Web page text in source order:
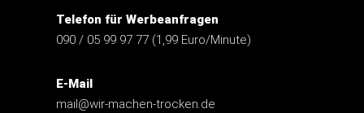
Telefon für Werbeanfragen
090 / 05 99 97 77 (1,99 Euro/Minute)
E-Mail
mail@wir-machen-trocken.de